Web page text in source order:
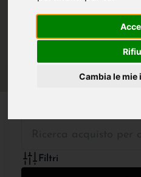
Cambia le
Filtri